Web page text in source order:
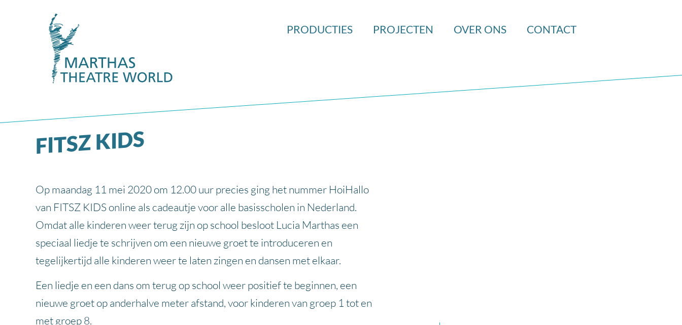
PRODUCTIES PROJECTEN OVER ONS CONTACT
FITSZ KIDS
Op maandag 11 mei 2020 om 12.00 uur precies ging het nummer HoiHallo
van FITSZ KIDS online als cadeautje voor alle basisscholen in Nederland.
Omdat alle kinderen weer terug zijn op school besloot Lucia Marthas een
speciaal liedje te schrijven om een nieuwe groet te introduceren en
tegelijkertijd alle kinderen weer te laten zingen en dansen met elkaar.
Een liedje en een dans om terug op school weer positief te beginnen, een
nieuwe groet op anderhalve meter afstand, voor kinderen van groep 1 tot en
met groep 8.